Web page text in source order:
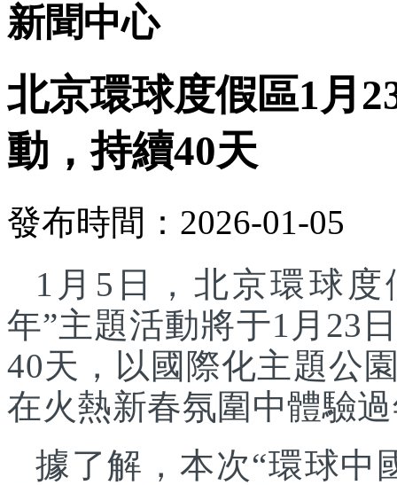
新聞中心
北京環球度假區1月
動，持續40天
發布時間：2026-01-05
1月5日，北京環球度
年”主題活動將于1月23
40天，以國際化主題公
在火熱新春氛圍中體驗
據了解，本次“環球中